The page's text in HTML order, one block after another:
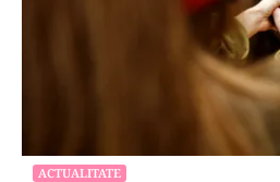
ACTUALITATE